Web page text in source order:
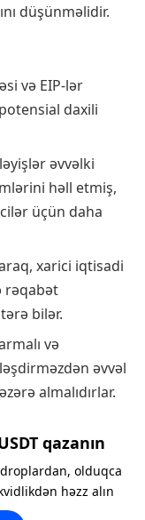
düşünməlidir.
və EIP-lər
daxili
əvvəlki
həll etmiş,
üçün daha
xarici iqtisadi
rəqabət
bilər.
və
əvvəl
almalıdırlar.
qazanın
olduqca
həzz alın